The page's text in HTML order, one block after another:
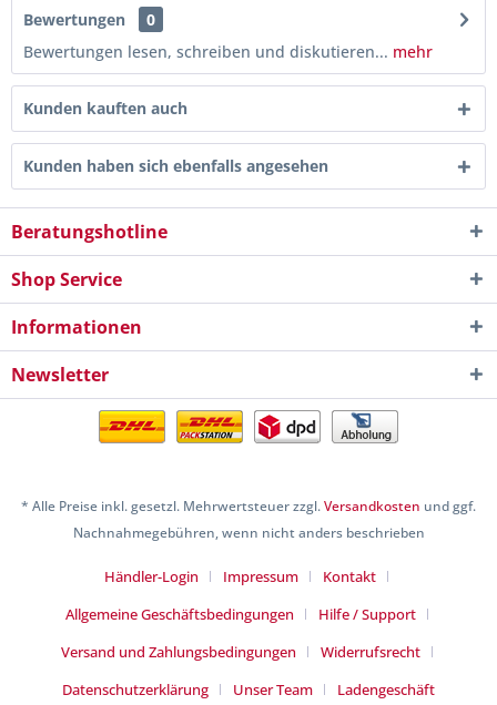
Bewertungen
0
Bewertungen lesen, schreiben und diskutieren... mehr
Kunden kauften auch
Kunden haben sich ebenfalls angesehen
Beratungshotline
Shop Service
Informationen
Newsletter
* Alle Preise inkl. gesetzl. Mehrwertsteuer zzgl.Versandkosten und ggf.
Nachnahmegebühren, wenn nicht anders beschrieben
Händler-Login Impressum
Kontakt
Allgemeine Geschäftsbedingungen
Hilfe / Support
Versand und Zahlungsbedingungen
Widerrufsrecht
Datenschutzerklärung
Unser Team Ladengeschäft